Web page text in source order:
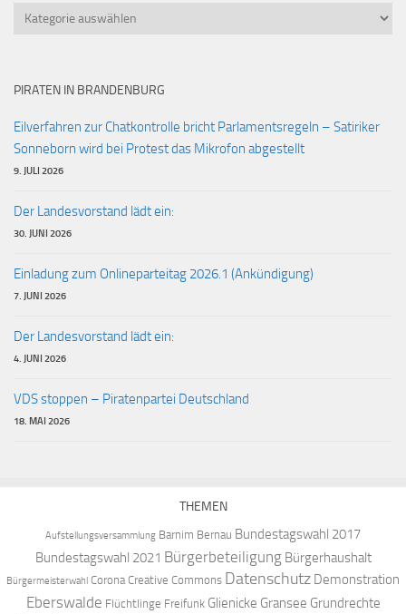
Kategorien
PIRATEN IN BRANDENBURG
Eilverfahren zur Chatkontrolle bricht Parlamentsregeln – Satiriker
Sonneborn wird bei Protest das Mikrofon abgestellt
9. JULI 2026
Der Landesvorstand lädt ein:
30. JUNI 2026
Einladung zum Onlineparteitag 2026.1 (Ankündigung)
7. JUNI 2026
Der Landesvorstand lädt ein:
4. JUNI 2026
VDS stoppen – Piratenpartei Deutschland
18. MAI 2026
THEMEN
Aufstellungsversammlung Barnim Bernau Bundestagswahl 2017
Bundestagswahl 2021 Bürgerbeteiligung Bürgerhaushalt
Bürgermeisterwahl Corona Creative Commons Datenschutz Demonstration
Eberswalde Flüchtlinge Freifunk Glienicke Gransee Grundrechte